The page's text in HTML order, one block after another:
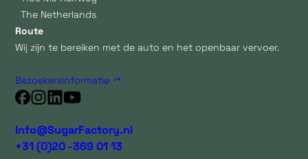
The Netherlands
Route
Wij zijn te bereiken met de auto en het openbaar vervoer.
Bezoekersinformatie
Info@SugarFactory.nl
+31 (0)20 -369 01 13